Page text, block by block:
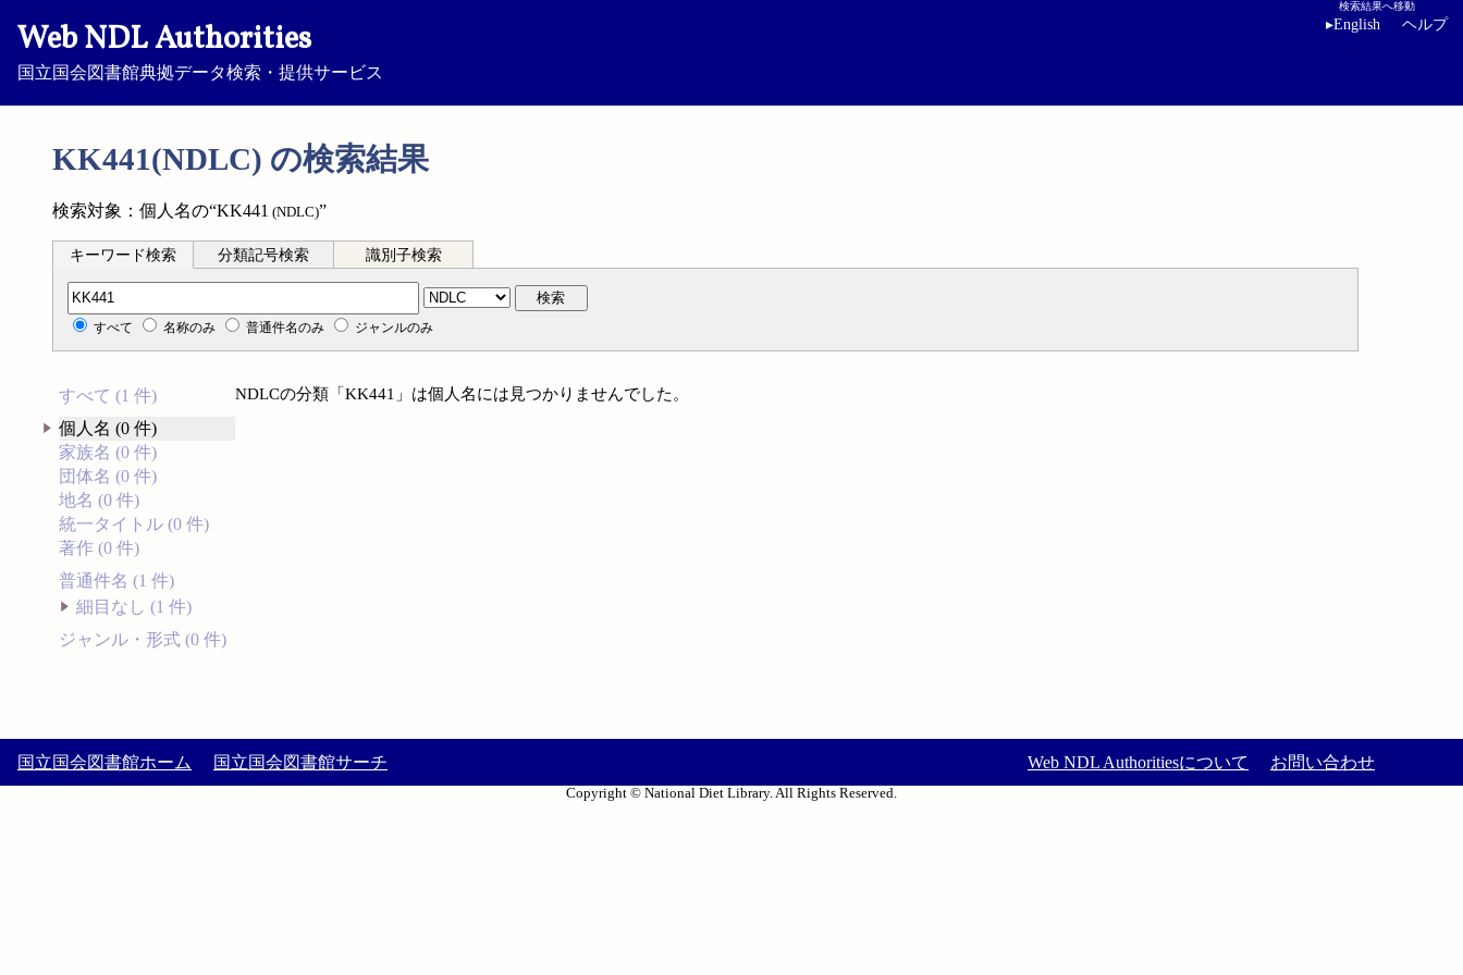
Web NDL Authorities
国立国会図書館典拠データ検索・提供サービス
検索結果へ移動
▸English ヘルプ
KK441(NDLC) の検索結果
検索対象：個人名の“KK441 (NDLC)”
キーワード検索 分類記号検索 識別子検索
分類記号検索 検索
すべて 名称のみ 普通件名のみ ジャンルのみ
すべて (1 件)
個人名 (0 件)
家族名 (0 件)
団体名 (0 件)
地名 (0 件)
統一タイトル (0 件)
著作 (0 件)
普通件名 (1 件)
細目なし (1 件)
ジャンル・形式 (0 件)
NDLCの分類「KK441」は個人名には見つかりませんでした。
国立国会図書館ホーム 国立国会図書館サーチ Web NDL Authoritiesについて お問い合わせ
Copyright © National Diet Library. All Rights Reserved.